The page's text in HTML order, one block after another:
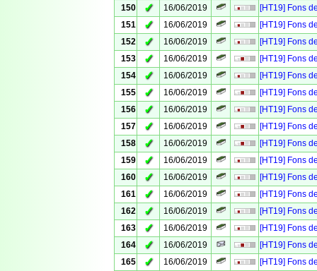
150
✓ 16/06/2019
[HT19] Fons
151
✓ 16/06/2019
[HT19] Fons
152
✓ 16/06/2019
[HT19] Fons
153
✓ 16/06/2019
[HT19] Fons
154
✓ 16/06/2019
[HT19] Fons
155
✓ 16/06/2019
[HT19] Fons
156
✓ 16/06/2019
[HT19] Fons
157
✓ 16/06/2019
[HT19] Fons
158
✓ 16/06/2019
[HT19] Fons
159
✓ 16/06/2019
[HT19] Fons
160
✓ 16/06/2019
[HT19] Fons
161
✓ 16/06/2019
[HT19] Fons
162
✓ 16/06/2019
[HT19] Fons
163
✓ 16/06/2019
[HT19] Fons
164
✓ 16/06/2019
[HT19] Fons
165
✓ 16/06/2019
[HT19] Fons